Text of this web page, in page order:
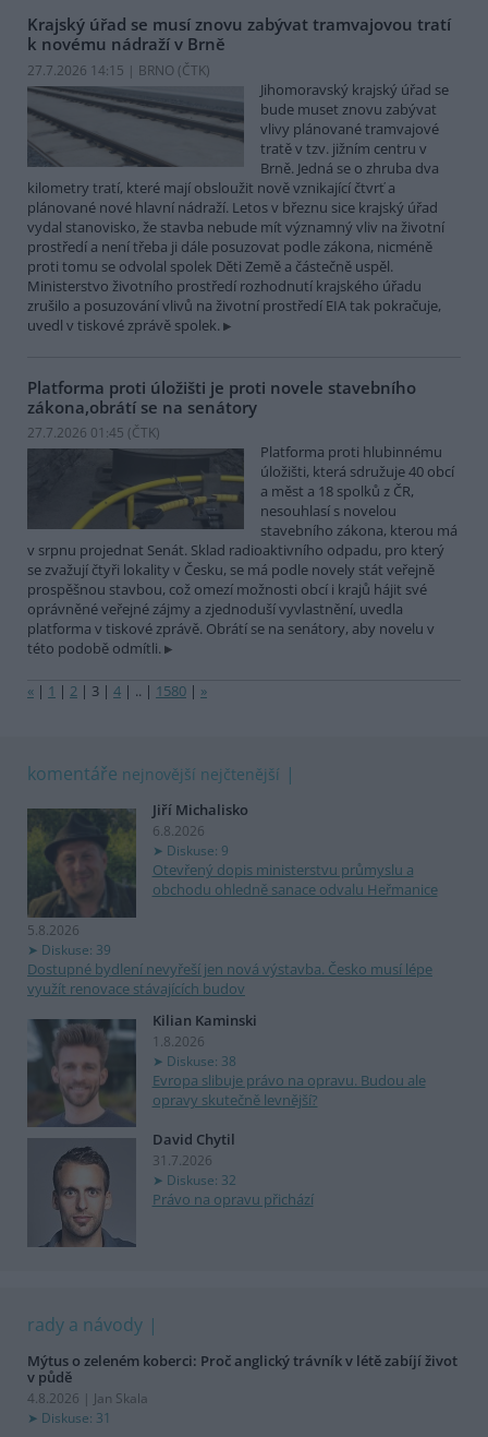
Krajský úřad se musí znovu zabývat tramvajovou tratí
k novému nádraží v Brně
27.7.2026 14:15 | BRNO (ČTK)
Jihomoravský krajský úřad se
bude muset znovu zabývat
vlivy plánované tramvajové
tratě v tzv. jižním centru v
Brně. Jedná se o zhruba dva
kilometry tratí, které mají obsloužit nově vznikající čtvrť a
plánované nové hlavní nádraží. Letos v březnu sice krajský úřad
vydal stanovisko, že stavba nebude mít významný vliv na životní
prostředí a není třeba ji dále posuzovat podle zákona, nicméně
proti tomu se odvolal spolek Děti Země a částečně uspěl.
Ministerstvo životního prostředí rozhodnutí krajského úřadu
zrušilo a posuzování vlivů na životní prostředí EIA tak pokračuje,
uvedl v tiskové zprávě spolek.
Platforma proti úložišti je proti novele stavebního
zákona,obrátí se na senátory
27.7.2026 01:45 (ČTK)
Platforma proti hlubinnému
úložišti, která sdružuje 40 obcí
a měst a 18 spolků z ČR,
nesouhlasí s novelou
stavebního zákona, kterou má
v srpnu projednat Senát. Sklad radioaktivního odpadu, pro který
se zvažují čtyři lokality v Česku, se má podle novely stát veřejně
prospěšnou stavbou, což omezí možnosti obcí i krajů hájit své
oprávněné veřejné zájmy a zjednoduší vyvlastnění, uvedla
platforma v tiskové zprávě. Obrátí se na senátory, aby novelu v
této podobě odmítli.
« | 1 | 2 | 3 | 4 | .. | 1580 | »
komentáře nejnovější nejčtenější
Jiří Michalisko
6.8.2026
Diskuse: 9
Otevřený dopis ministerstvu průmyslu a
obchodu ohledně sanace odvalu Heřmanice
5.8.2026
Diskuse: 39
Dostupné bydlení nevyřeší jen nová výstavba. Česko musí lépe
využít renovace stávajících budov
Kilian Kaminski
1.8.2026
Diskuse: 38
Evropa slibuje právo na opravu. Budou ale
opravy skutečně levnější?
David Chytil
31.7.2026
Diskuse: 32
Právo na opravu přichází
rady a návody
Mýtus o zeleném koberci: Proč anglický trávník v létě zabíjí život
v půdě
4.8.2026 | Jan Skala
Diskuse: 31